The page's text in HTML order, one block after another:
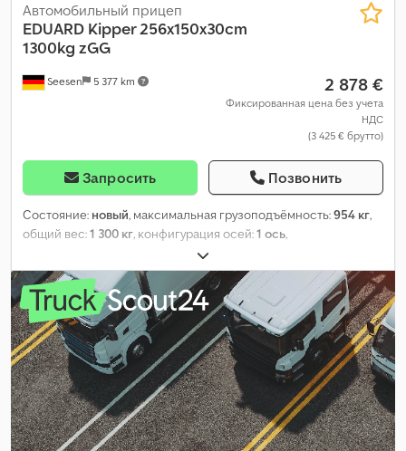
Seesen 5 377 km
Автомобильный прицеп
EDUARD Kipper 256x150x30cm
1300kg zGG
2 878 €
Фиксированная цена без учета
НДС
(3 425 € брутто)
Запросить Позвонить
Состояние: новый, максимальная грузоподъёмность:954 кг,
общий вес:1 300 кг, конфигурация осей:1 ось,